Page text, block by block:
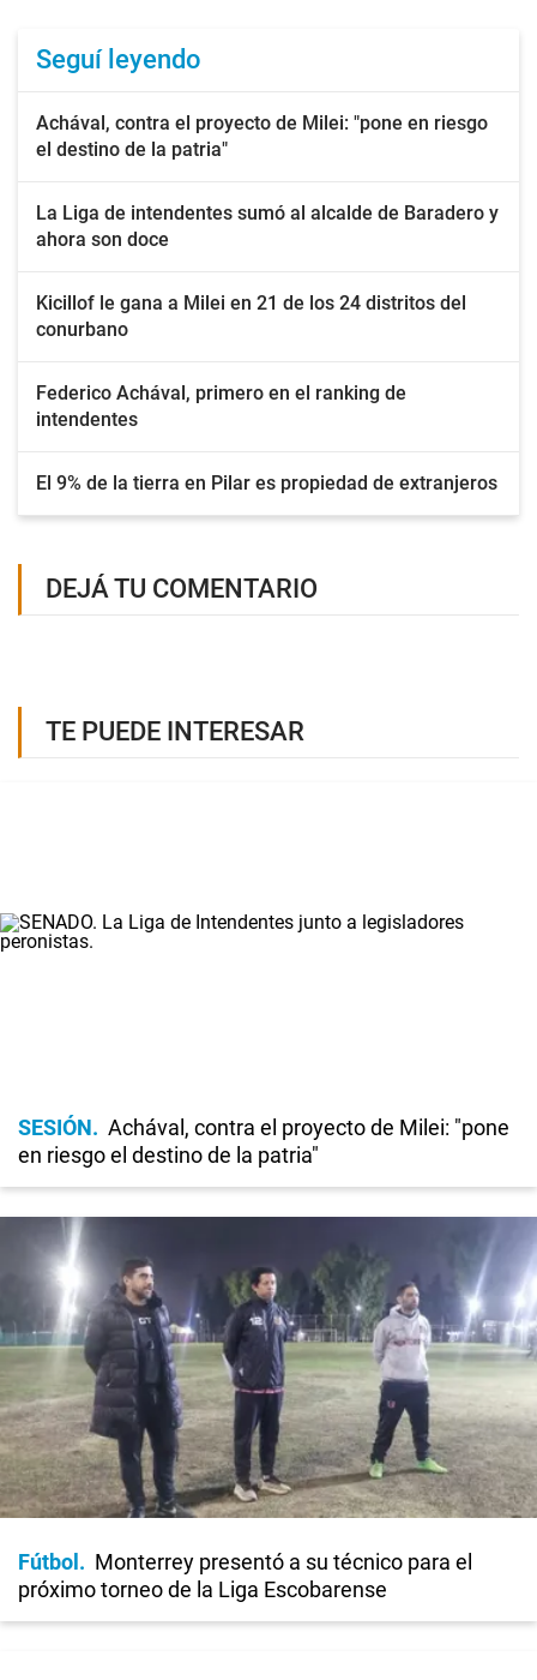
Seguí leyendo
Achával, contra el proyecto de Milei: "pone en riesgo
el destino de la patria"
La Liga de intendentes sumó al alcalde de Baradero y
ahora son doce
Kicillof le gana a Milei en 21 de los 24 distritos del
conurbano
Federico Achával, primero en el ranking de
intendentes
El 9% de la tierra en Pilar es propiedad de extranjeros
DEJÁ TU COMENTARIO
TE PUEDE INTERESAR
SESIÓN
Achával, contra el proyecto de Milei: "pone
en riesgo el destino de la patria"
Fútbol
Monterrey presentó a su técnico para el
próximo torneo de la Liga Escobarense